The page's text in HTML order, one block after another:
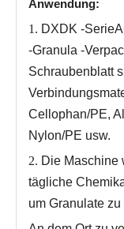
Anwendung:
1. DXDK -Serie
-Granula -
Schraubenblatt
Cellophan/PE,
Nylon/PE usw.
2. Die Maschine
tägliche
um Granulate